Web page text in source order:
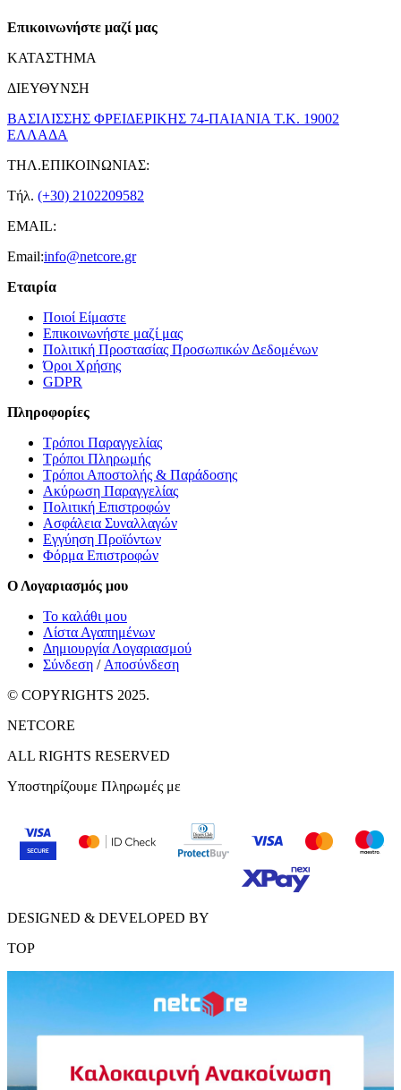
Επικοινωνήστε μαζί μας
ΚΑΤΑΣΤΗΜΑ
ΔΙΕΥΘΥΝΣΗ
ΒΑΣΙΛΙΣΣΗΣ ΦΡΕΙΔΕΡΙΚΗΣ 74-ΠΑΙΑΝΙΑ Τ.Κ. 19002
ΕΛΛΑΔΑ
ΤΗΛ.ΕΠΙΚΟΙΝΩΝΙΑΣ:
Τήλ. (+30) 2102209582
EMAIL:
Email:info@netcore.gr
Εταιρία
Ποιοί Είμαστε
Επικοινωνήστε μαζί μας
Πολιτική Προστασίας Προσωπικών Δεδομένων
Όροι Χρήσης
GDPR
Πληροφορίες
Τρόποι Παραγγελίας
Τρόποι Πληρωμής
Τρόποι Αποστολής & Παράδοσης
Ακύρωση Παραγγελίας
Πολιτική Επιστροφών
Ασφάλεια Συναλλαγών
Εγγύηση Προϊόντων
Φόρμα Επιστροφών
Ο Λογαριασμός μου
Το καλάθι μου
Λίστα Αγαπημένων
Δημιουργία Λογαριασμού
Σύνδεση / Αποσύνδεση
© COPYRIGHTS 2025.
NETCORE
ALL RIGHTS RESERVED
Υποστηρίζουμε Πληρωμές με
DESIGNED & DEVELOPED BY
TOP